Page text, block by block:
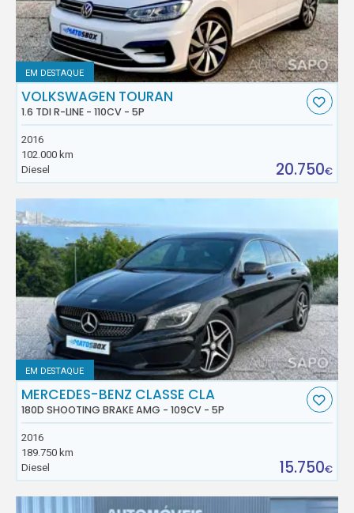
EM DESTAQUE
VOLKSWAGEN TOURAN
1.6 TDI R-LINE - 110CV - 5P
2016
102.000 km
Diesel
20.750€
EM DESTAQUE
MERCEDES-BENZ CLASSE CLA
180D SHOOTING BRAKE AMG - 109CV - 5P
2016
189.750 km
Diesel
15.750€